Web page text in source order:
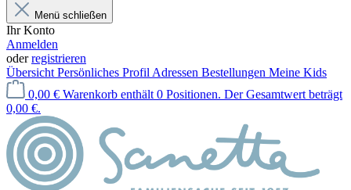
Menü schließen
Ihr Konto
Anmelden
oderregistrieren
Übersicht Persönliches Profil Adressen Bestellungen Meine Kids
0,00 € Warenkorb enthält 0 Positionen. Der Gesamtwert beträgt
0,00 €.